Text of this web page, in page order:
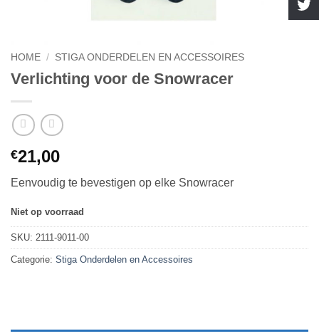
HOME / STIGA ONDERDELEN EN ACCESSOIRES
Verlichting voor de Snowracer
€21,00
Eenvoudig te bevestigen op elke Snowracer
Niet op voorraad
SKU: 2111-9011-00
Categorie: Stiga Onderdelen en Accessoires